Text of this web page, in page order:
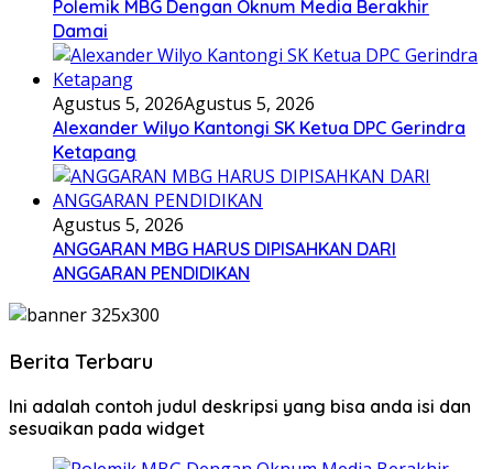
Polemik MBG Dengan Oknum Media Berakhir
Damai
Agustus 5, 2026Agustus 5, 2026
Alexander Wilyo Kantongi SK Ketua DPC Gerindra
Ketapang
Agustus 5, 2026
ANGGARAN MBG HARUS DIPISAHKAN DARI
ANGGARAN PENDIDIKAN
Berita Terbaru
Ini adalah contoh judul deskripsi yang bisa anda isi dan
sesuaikan pada widget